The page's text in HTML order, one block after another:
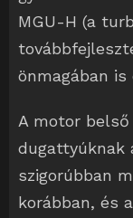
MGU-H (a
önmagában is
A motor
dugattyúknak
szigorúbban
korábban, és